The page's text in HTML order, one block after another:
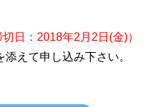
日：2018年2月2日(金)）
えて申し込み下さい。